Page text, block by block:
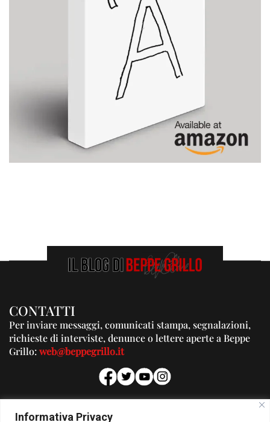
Informativa Privacy
CONTATTI
Per inviare messaggi, comunicati stampa, segnalazioni,
richieste di interviste, denunce o lettere aperte a Beppe
Grillo:web@beppegrillo.it
PUBBLICITA'